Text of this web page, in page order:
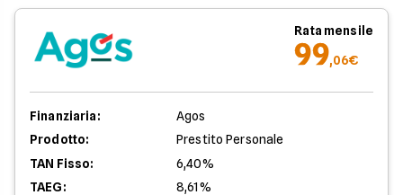
Rata mensile
99,06€
Finanziaria:
Agos
Prodotto:
Prestito Personale
TAN Fisso:
6,40%
TAEG:
8,61%